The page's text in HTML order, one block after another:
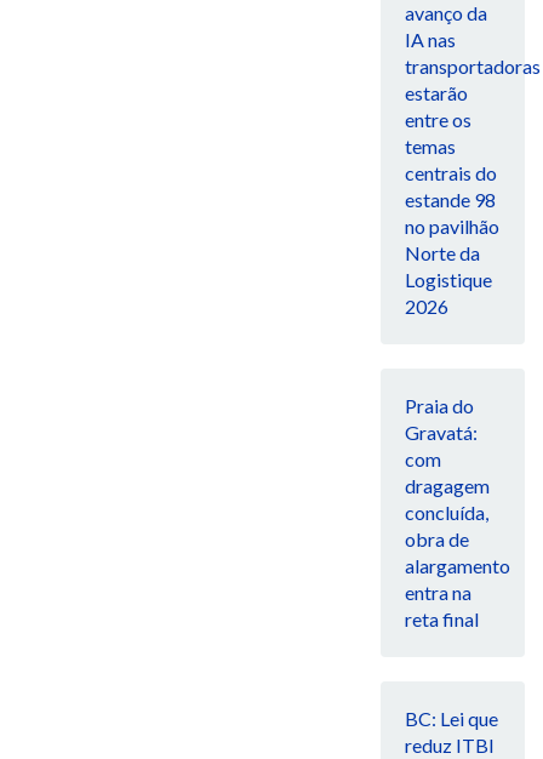
avanço da
IA nas
transportadoras
estarão
entre os
temas
centrais do
estande 98
no pavilhão
Norte da
Logistique
2026
Praia do
Gravatá:
com
dragagem
concluída,
obra de
alargamento
entra na
reta final
BC: Lei que
reduz ITBI